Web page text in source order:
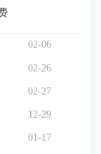
02-06
02-26
02-27
12-29
01-17